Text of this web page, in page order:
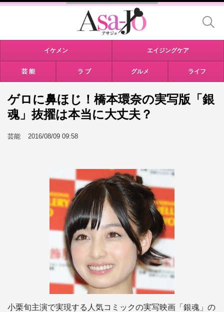
イケメン エイジングケア
芸 能 ラ ブ グルメ ライフ
ゲロに鼻ほじ！橋本環奈の実写版「銀
魂」抜擢は本当に大丈夫？
芸能 2016/08/09 09:58
小栗旬主演で実現する人気コミックの実写映画「銀魂」の